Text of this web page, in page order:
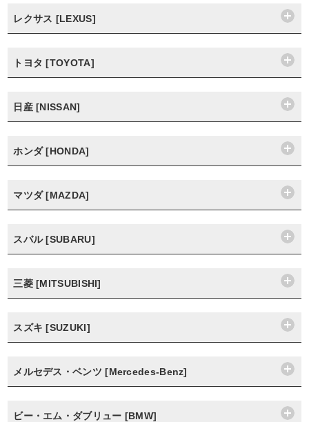
レクサス [LEXUS]
トヨタ [TOYOTA]
日産 [NISSAN]
ホンダ [HONDA]
マツダ [MAZDA]
スバル [SUBARU]
三菱 [MITSUBISHI]
スズキ [SUZUKI]
メルセデス・ベンツ [Mercedes-Benz]
ビー・エム・ダブリュー [BMW]